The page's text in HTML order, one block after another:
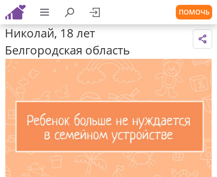
ПОМОЧЬ
Николай, 18 лет
Белгородская область